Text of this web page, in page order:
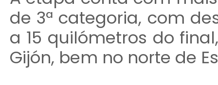
de 3ª categoria, com
a 15 quilómetros do
Gijón, bem no norte de